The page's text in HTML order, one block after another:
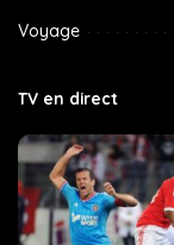
Voyage
TV en direct